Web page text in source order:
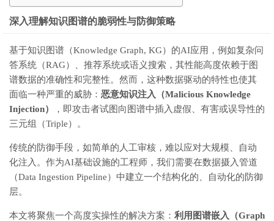
深入理解知识图谱的脆弱性与防御策略
基于知识图谱（Knowledge Graph, KG）的AI应用，例如复杂问
答系统（RAG）、推荐系统或语义搜索，其性能高度依赖于图
谱数据的准确性和完整性。然而，这种数据驱动的特性也使其
面临一种严重的威胁： 恶意知识注入（Malicious Knowledge
Injection）
，即攻击者试图向图谱中插入虚假、有害或误导性的
三元组（Triple）。
传统的防御手段，如简单的人工审核，难以应对大规模、自动
化注入。作为AI基础设施的工程师，我们需要在数据摄入管道
（Data Ingestion Pipeline）中建立一个结构化的、自动化的防御
层。
本文将聚焦一个高度实操性的解决方案： 利用图谱嵌入（Graph